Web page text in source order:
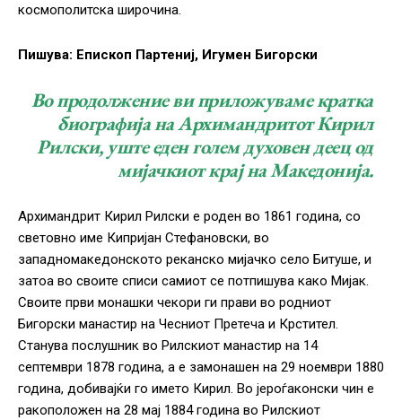
космополитска широчина.
Пишува: Епископ Партениј, Игумен Бигорски
Во продолжение ви приложуваме кратка
биографија на Архимандритот Кирил
Рилски, уште еден голем духовен деец од
мијачкиот крај на Македонија.
Архимандрит Кирил Рилски е роден во 1861 година, со
световно име Кипријан Стефановски, во
западномакедонското реканско мијачко село Битуше, и
затоа во своите списи самиот се потпишува како Мијак.
Своите први монашки чекори ги прави во родниот
Бигорски манастир на Чесниот Претеча и Крстител.
Станува послушник во Рилскиот манастир на 14
септември 1878 година, а е замонашен на 29 ноември 1880
година, добивајќи го името Кирил. Во јероѓаконски чин е
ракоположен на 28 мај 1884 година во Рилскиот